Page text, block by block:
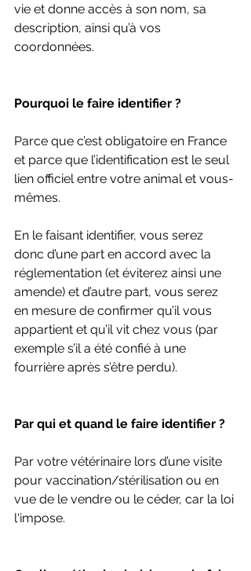
vie et donne accès à son nom, sa
description, ainsi qu’à vos
coordonnées.
Pourquoi le faire identifier ?
Parce que c’est obligatoire en France
et parce que l’identification est le seul
lien officiel entre votre animal et vous-
mêmes.
En le faisant identifier, vous serez
donc d’une part en accord avec la
réglementation (et éviterez ainsi une
amende) et d’autre part, vous serez
en mesure de confirmer qu’il vous
appartient et qu’il vit chez vous (par
exemple s’il a été confié à une
fourrière après s’être perdu).
Par qui et quand le faire identifier ?
Par votre vétérinaire lors d’une visite
pour vaccination/stérilisation ou en
vue de le vendre ou le céder, car la loi
l'impose.